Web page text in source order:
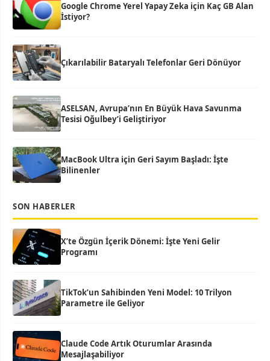
Google Chrome Yerel Yapay Zeka için Kaç GB Alan
İstiyor?
Çıkarılabilir Bataryalı Telefonlar Geri Dönüyor
ASELSAN, Avrupa’nın En Büyük Hava Savunma
Tesisi Oğulbey’i Geliştiriyor
MacBook Ultra için Geri Sayım Başladı: İşte
Bilinenler
SON HABERLER
X’te Özgün İçerik Dönemi: İşte Yeni Gelir
Programı
TikTok’un Sahibinden Yeni Model: 10 Trilyon
Parametre ile Geliyor
Claude Code Artık Oturumlar Arasında
Mesajlaşabiliyor